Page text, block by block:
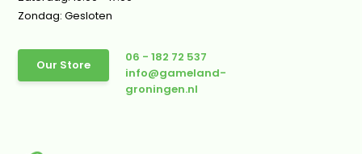
Zondag: Gesloten
Our Store
06 - 182 72 537
info@gameland-
groningen.nl